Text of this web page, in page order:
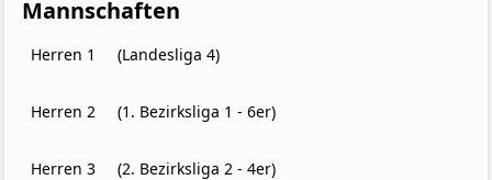
Mannschaften
Herren 1 (Landesliga 4)
Herren 2 (1. Bezirksliga 1 - 6er)
Herren 3 (2. Bezirksliga 2 - 4er)